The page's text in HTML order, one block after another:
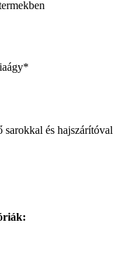
sarokkal és hajszárítóval